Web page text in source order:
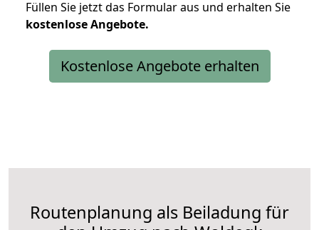
Füllen Sie jetzt das Formular aus und erhalten Sie
kostenloseAngebote.
Kostenlose Angebote erhalten
Routenplanung als Beiladung für